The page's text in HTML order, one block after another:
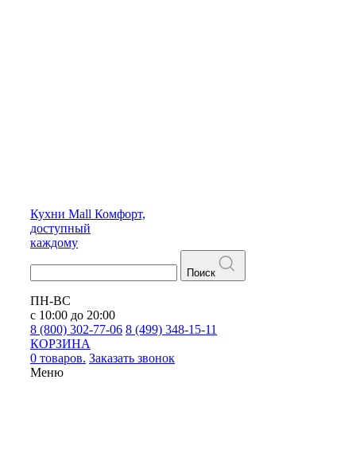
Кухни Mall Комфорт,
доступный
каждому
Поиск
ПН-ВС
с 10:00 до 20:00
8 (800) 302-77-06 8 (499) 348-15-11
КОРЗИНА
0 товаров. Заказать звонок
Меню